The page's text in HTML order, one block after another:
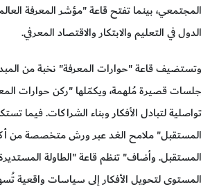
المجتمعي، بينما تفتح قاعة "مؤشر المعرفة
الدول في التعليم والابتكار والاقتصاد المعرفي.
وتستضيف قاعة "حوارات المعرفة" نخبة من
جلسات قصيرة مُلهمة، ويكمّلها "ركن حوارات
تواصلية لتبادل الأفكار وبناء الشراكات. فيما
المستقبل" ملامح الغد عبر ورش متخصصة من
المستقبل. وأضاف" تنظم قاعة "الطاولة
المستوى لتحويل الأفكار إلى سياسات واقعية